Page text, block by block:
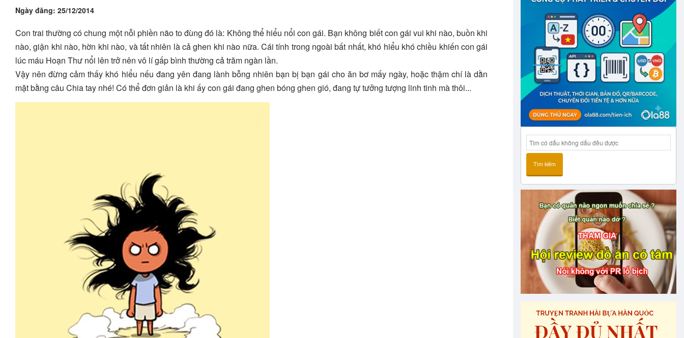
Ngày đăng: 25/12/2014
Con trai thường có chung một nỗi phiền não to đùng đó là: Không thể hiểu nổi con gái. Bạn không biết con gái vui khi nào, buồn khi
nào, giận khi nào, hờn khi nào, và tất nhiên là cả ghen khi nào nữa. Cái tính trong ngoài bất nhất, khó hiểu khó chiều khiến con gái
lúc máu Hoạn Thư nổi lên trở nên vô lí gấp bình thường cả trăm ngàn lần.
Vậy nên đừng cảm thấy khó hiểu nếu đang yên đang lành bỗng nhiên bạn bị bạn gái cho ăn bơ mấy ngày, hoặc thậm chí là dằn
mặt bằng câu Chia tay nhé! Có thể đơn giản là khi ấy con gái đang ghen bóng ghen gió, đang tự tưởng tượng linh tinh mà thôi...
Tìm kiếm